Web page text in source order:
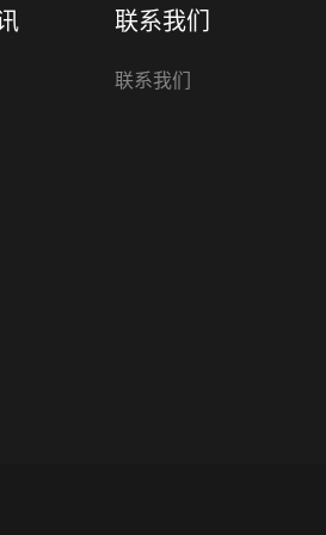
联系我们
联系我们